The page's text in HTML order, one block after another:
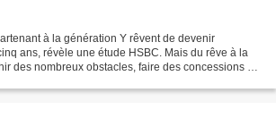
à la génération Y rêvent de devenir
ans, révèle une étude HSBC. Mais du rêve à la
des nombreux obstacles, faire des concessions et